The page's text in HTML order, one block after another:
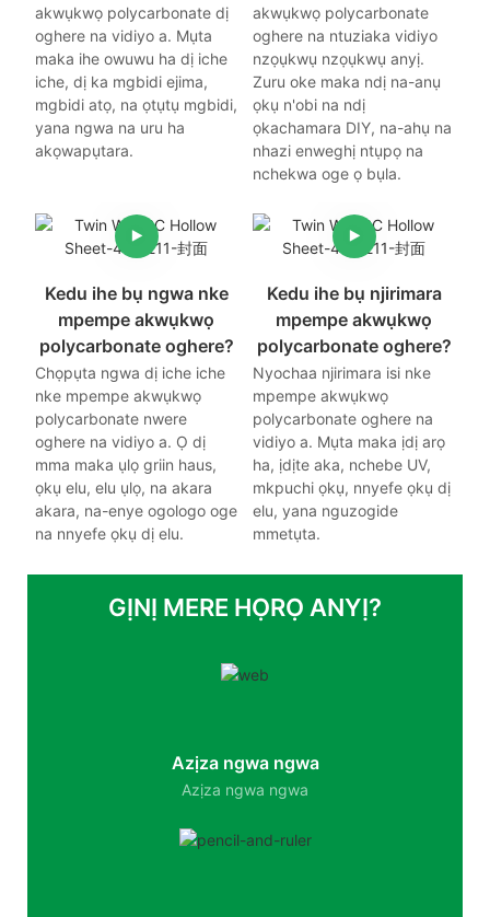
akwụkwọ polycarbonate dị
oghere na vidiyo a. Mụta
maka ihe owuwu ha dị iche
iche, dị ka mgbidi ejima,
mgbidi atọ, na ọtụtụ mgbidi,
yana ngwa na uru ha
akọwapụtara.
akwụkwọ polycarbonate
oghere na ntuziaka vidiyo
nzọụkwụ nzọụkwụ anyị.
Zuru oke maka ndị na-anụ
ọkụ n'obi na ndị
ọkachamara DIY, na-ahụ na
nhazi enweghị ntụpọ na
nchekwa oge ọ bụla.
Kedu ihe bụ ngwa nke
mpempe akwụkwọ
polycarbonate oghere?
Chọpụta ngwa dị iche iche
nke mpempe akwụkwọ
polycarbonate nwere
oghere na vidiyo a. Ọ dị
mma maka ụlọ griin haus,
ọkụ elu, elu ụlọ, na akara
akara, na-enye ogologo oge
na nnyefe ọkụ dị elu.
Kedu ihe bụ njirimara
mpempe akwụkwọ
polycarbonate oghere?
Nyochaa njirimara isi nke
mpempe akwụkwọ
polycarbonate oghere na
vidiyo a. Mụta maka ịdị arọ
ha, ịdịte aka, nchebe UV,
mkpuchi ọkụ, nnyefe ọkụ dị
elu, yana nguzogide
mmetụta.
GỊNỊ MERE HỌRỌ ANYỊ?
Azịza ngwa ngwa
Azịza ngwa ngwa